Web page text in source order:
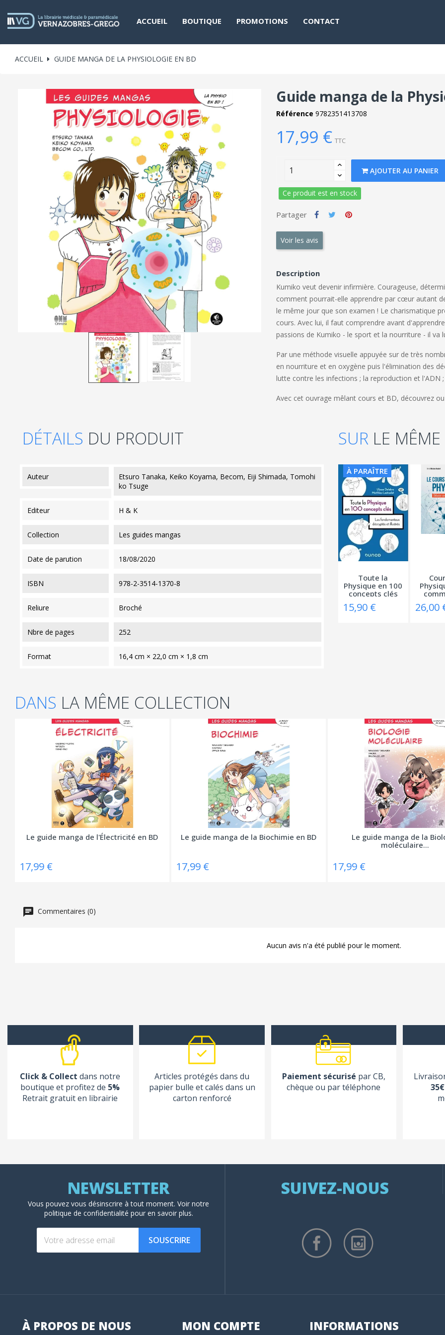
ACCUEIL BOUTIQUE PROMOTIONS CONTACT
ACCUEIL GUIDE MANGA DE LA PHYSIOLOGIE EN BD
Guide manga de la
Référence 9782351413708
17,99 € TTC
AJOUTER AU PANIER
Ce produit est en stock
Partager
Voir les avis
Description
Kumiko veut devenir infirmière. Courageuse,
comment pourrait-elle apprendre par cœur autant
le même jour que son examen ! Le charismatique
cours. Avec lui, il faut comprendre avant
passions de Kumiko - le sport et la nourriture - il va
Par une méthode visuelle appuyée sur de très
en nourriture et en oxygène puis l'élimination des
lutte contre les infections ; la reproduction et l'ADN
Avec cet ouvrage mêlant cours et BD, découvrez
DÉTAILS DU PRODUIT
auteur
Etsuro Tanaka, Keiko Koyama, Becom, Eiji Shimada, Tomohi
ko Tsuge
editeur H & K
collection Les guides mangas
date de parution 18/08/2020
ISBN 978-2-3514-1370-8
reliure Broché
nbre de pages 252
format 16,4 cm × 22,0 cm × 1,8 cm
SUR LE
À PARAÎTRE
Toute la
Physique en 100
concepts clés
15,90 € 26,00
DANS LA MÊME COLLECTION
Le guide manga de l'Électricité en BD
17,99 €
Le guide manga de la Biochimie en BD
17,99 €
Le guide manga de la
moléculaire...
17,99 €
Commentaires (0)
Aucun avis n'a été publié pour le moment.
Click & Collect dans notre
boutique et profitez de 5%
Retrait gratuit en librairie
Articles protégés dans du
papier bulle et calés dans un
carton renforcé
Paiement sécurisé par CB,
chèque ou par téléphone
35€
Vous pouvez vous désinscrire à tout moment. Voirnotre
politique de confidentialité pour en savoir plus.
SOUSCRIRE
SUIVEZ-NOUS
À PROPOS DE NOUS MON COMPTE INFORMATIONS